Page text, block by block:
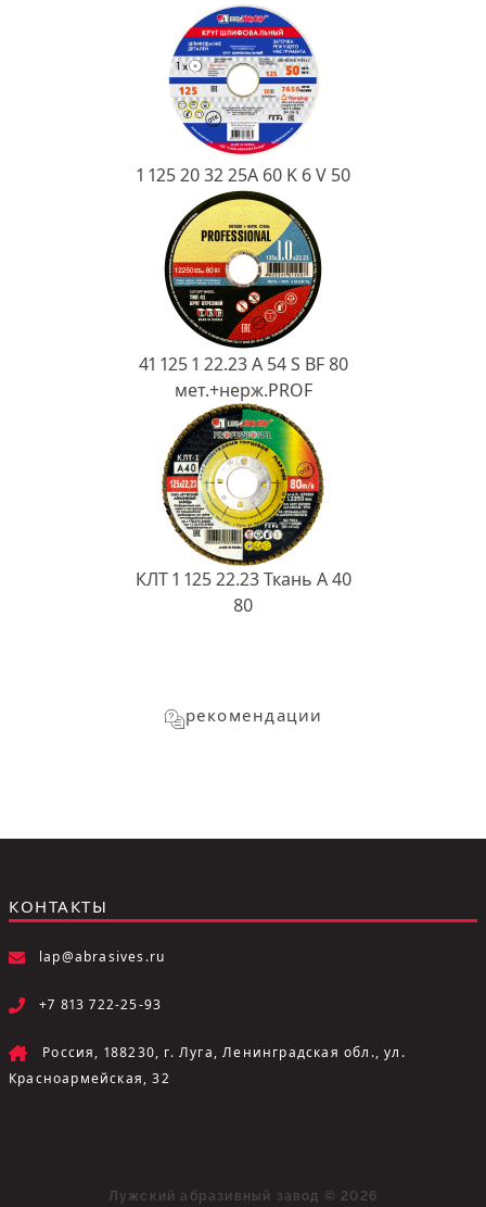
1 125 20 32 25А 60 K 6 V 50
41 125 1 22.23 A 54 S BF 80
мет.+нерж.PROF
КЛТ 1 125 22.23 Ткань A 40
80
рекомендации
КОНТАКТЫ
lap@abrasives.ru
+7 813 722-25-93
Россия, 188230, г. Луга, Ленинградская обл., ул.
Красноармейская, 32
Лужский абразивный завод © 2026